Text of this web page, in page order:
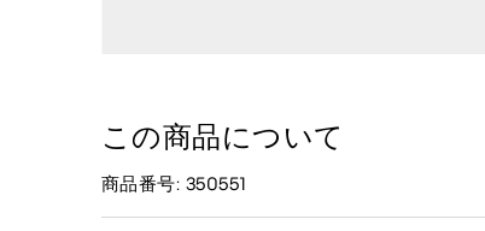
この商品について
商品番号: 350551